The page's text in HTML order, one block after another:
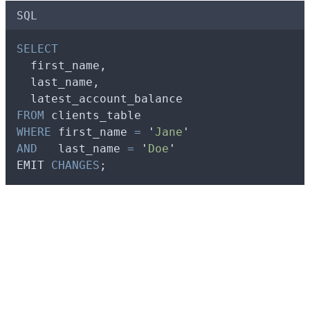
SQL
SELECT
  first_name,
  last_name,
  latest_account_balance
FROM clients_table
WHERE first_name = ' Jane '
AND
   last_name
= ' Doe '
EMIT CHANGES ;